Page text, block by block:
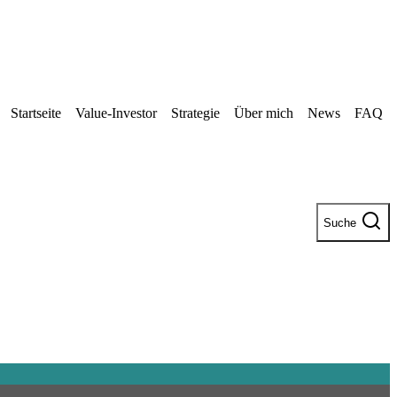
Startseite Value-Investor Strategie Über mich News FAQ
Suche